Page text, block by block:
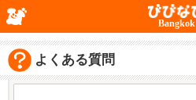
Bangkok
よくある質問